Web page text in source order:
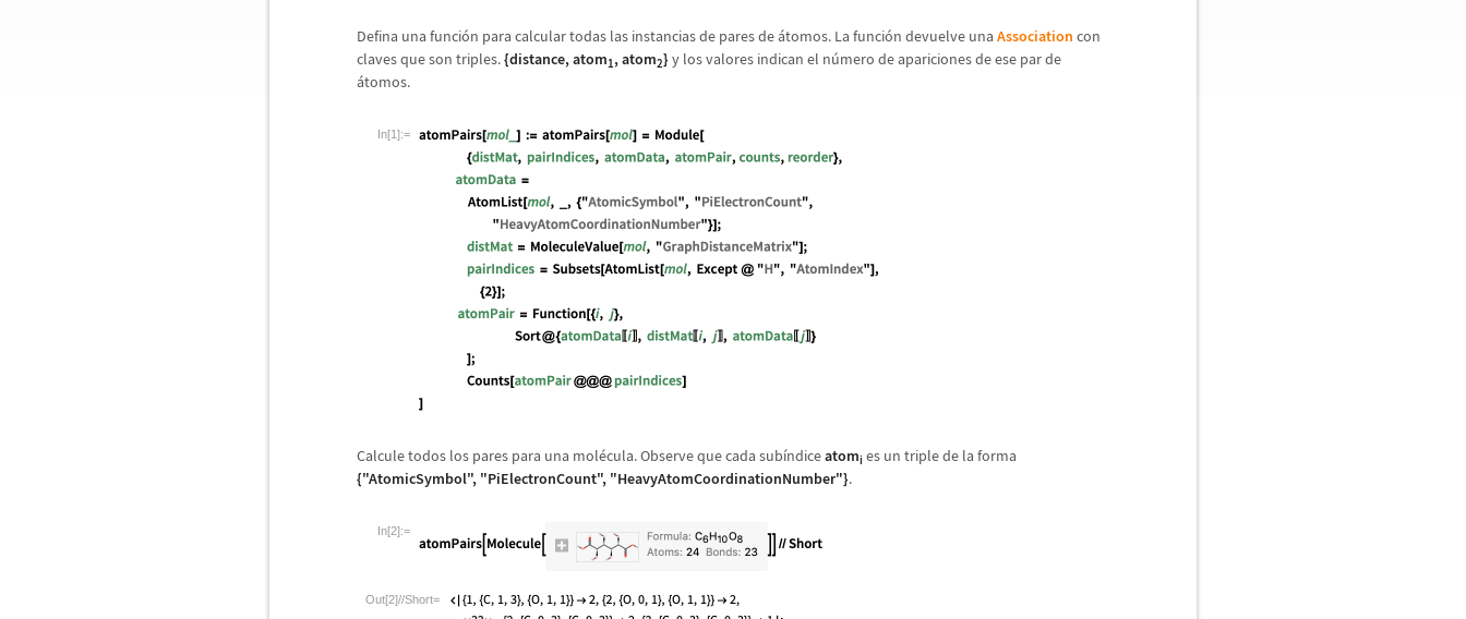
Defina una función para calcular todas las instancias de pares deátomos. La función devuelve una Association con
claves que son triples.{distance,atom1,atom2} y los valores indican el número de apariciones de ese par de
átomos.
In[1]:=
Calcule todos los pares para una molécula. Observe que cada subíndiceatomi es un triple de la forma
{"AtomicSymbol", "PiElectronCount", "HeavyAtomCoordinationNumber"}.
In[2]:=
Out[2]//Short=